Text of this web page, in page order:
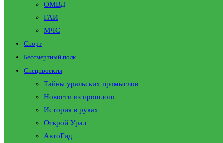
ОМВД
ГАИ
МЧС
Спорт
Бессмертный полк
Спецпроекты
Тайны уральских промыслов
Новости из прошлого
История в руках
Открой Урал
АвтоГид